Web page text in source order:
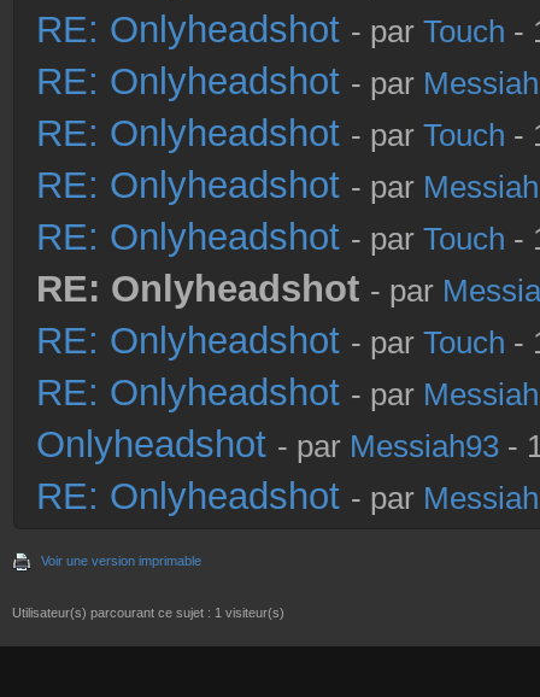
RE: Onlyheadshot - par Touch -
RE: Onlyheadshot - par
RE: Onlyheadshot - par Touch -
RE: Onlyheadshot - par
RE: Onlyheadshot - par Touch -
RE: Onlyheadshot - par
RE: Onlyheadshot - par Touch -
RE: Onlyheadshot - par
Onlyheadshot - par Messiah93 -
RE: Onlyheadshot - par
Voir une version imprimable
Utilisateur(s) parcourant ce sujet : 1 visiteur(s)